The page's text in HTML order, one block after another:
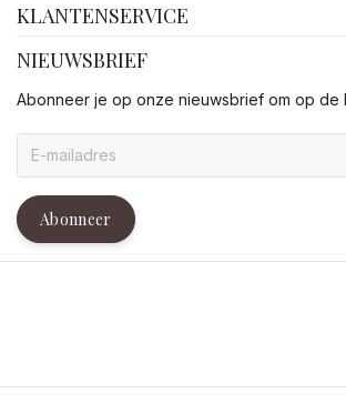
KLANTENSERVICE
NIEUWSBRIEF
Abonneer je op onze nieuwsbrief om op de
Abonneer